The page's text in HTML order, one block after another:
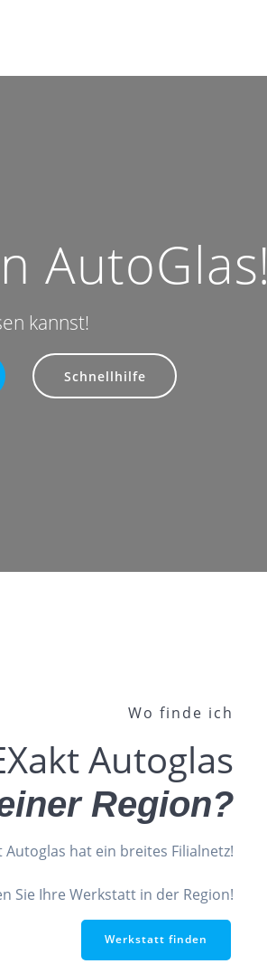
AutoGlas!
kannst!
Schnellhilfe
Wo finde ich
Autoglas
Region?
Autoglas hat ein breites Filialnetz!
Sie Ihre Werkstatt in der Region!
Werkstatt finden